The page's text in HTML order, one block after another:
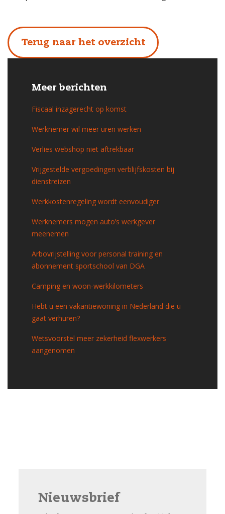
Terug naar het overzicht
Meer berichten
Fiscaal inzagerecht op komst
Werknemer wil meer uren werken
Verlies webshop niet aftrekbaar
Vrijgestelde vergoedingen verblijfskosten bij
dienstreizen
Werkkostenregeling wordt eenvoudiger
Werknemers mogen auto’s werkgever
meenemen
Arbovrijstelling voor personal training en
abonnement sportschool van DGA
Camping en woon-werkkilometers
Hebt u een vakantiewoning in Nederland die u
gaat verhuren?
Wetsvoorstel meer zekerheid flexwerkers
aangenomen
Nieuwsbrief